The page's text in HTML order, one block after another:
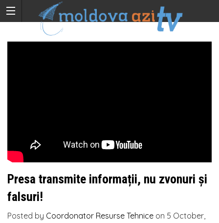
Presa transmite informații, nu zvonuri și
falsuri!
Posted by Coordonator Resurse Tehnice on 5 October,